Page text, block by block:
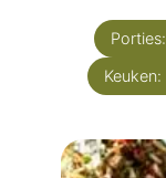
Porties:
Keuken: